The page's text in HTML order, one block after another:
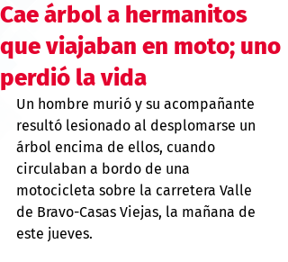
Cae árbol a hermanitos
que viajaban en moto; uno
perdió la vida
Un hombre murió y su acompañante
resultó lesionado al desplomarse un
árbol encima de ellos, cuando
circulaban a bordo de una
motocicleta sobre la carretera Valle
de Bravo-Casas Viejas, la mañana de
este jueves.